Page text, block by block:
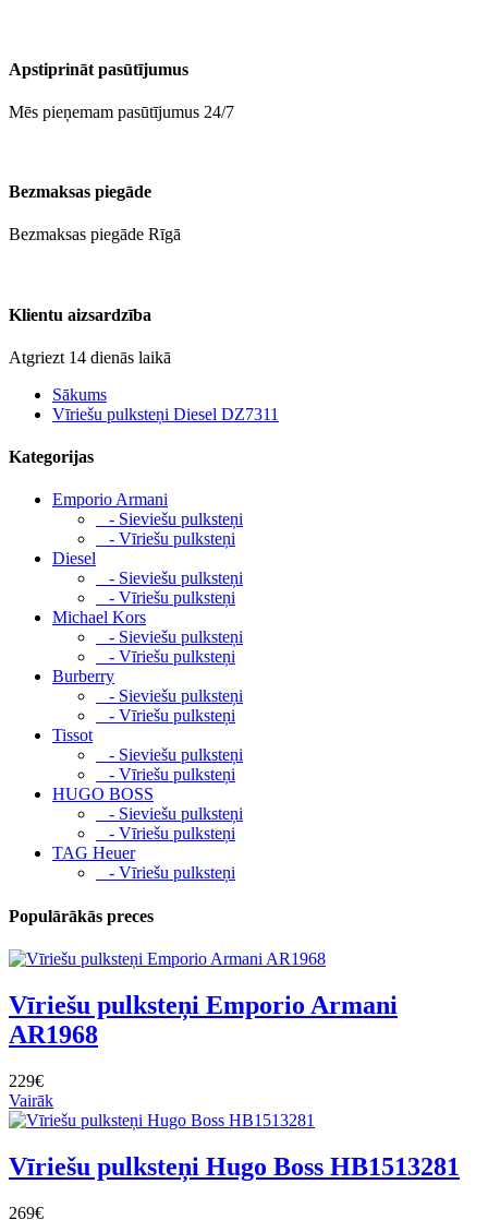
Apstiprināt pasūtījumus
Mēs pieņemam pasūtījumus 24/7
Bezmaksas piegāde
Bezmaksas piegāde Rīgā
Klientu aizsardzība
Atgriezt 14 dienās laikā
Sākums
Vīriešu pulksteņi Diesel DZ7311
Kategorijas
Emporio Armani
- Sieviešu pulksteņi
- Vīriešu pulksteņi
Diesel
- Sieviešu pulksteņi
- Vīriešu pulksteņi
Michael Kors
- Sieviešu pulksteņi
- Vīriešu pulksteņi
Burberry
- Sieviešu pulksteņi
- Vīriešu pulksteņi
Tissot
- Sieviešu pulksteņi
- Vīriešu pulksteņi
HUGO BOSS
- Sieviešu pulksteņi
- Vīriešu pulksteņi
TAG Heuer
- Vīriešu pulksteņi
Populārākās preces
Vīriešu pulksteņi Emporio Armani
AR1968
229€
Vairāk
Vīriešu pulksteņi Hugo Boss HB1513281
269€